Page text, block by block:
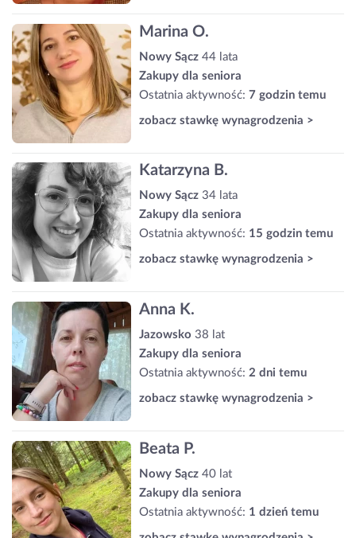
Marina O.
Nowy Sącz 44 lata
Zakupy dla seniora
Ostatnia aktywność: 7 godzin temu
zobacz stawkę wynagrodzenia >
Katarzyna B.
Nowy Sącz 34 lata
Zakupy dla seniora
Ostatnia aktywność: 15 godzin temu
zobacz stawkę wynagrodzenia >
Anna K.
Jazowsko 38 lat
Zakupy dla seniora
Ostatnia aktywność: 2 dni temu
zobacz stawkę wynagrodzenia >
Beata P.
Nowy Sącz 40 lat
Zakupy dla seniora
Ostatnia aktywność: 1 dzień temu